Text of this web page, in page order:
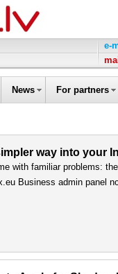
e-
News For partners
way into your
with familiar problems:
Business admin panel